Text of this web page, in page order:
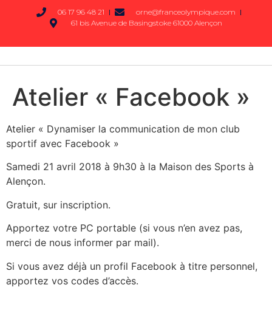
06 17 96 48 21
orne@franceolympique.com
61 bis Avenue de Basingstoke 61000 Alençon
Atelier « Facebook »
Atelier « Dynamiser la communication de mon club
sportif avec Facebook »
Samedi 21 avril 2018 à 9h30 à la Maison des Sports à
Alençon.
Gratuit, sur inscription.
Apportez votre PC portable (si vous n’en avez pas,
merci de nous informer par mail).
Si vous avez déjà un profil Facebook à titre personnel,
apportez vos codes d’accès.